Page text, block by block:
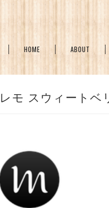
HOME ABOUT
モ スウィートベ